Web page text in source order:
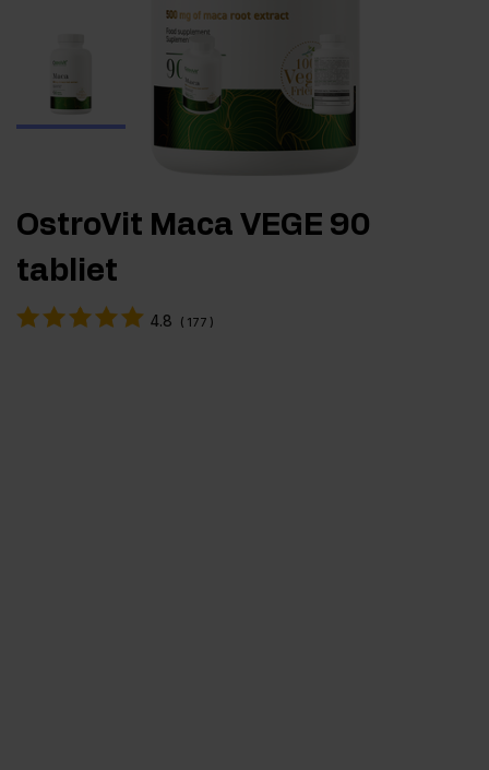
OstroVit Maca VEGE 90
tabliet
4.8 ( 177 )